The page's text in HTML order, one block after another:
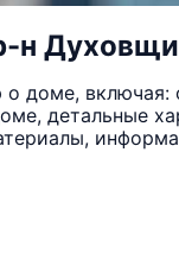
н
доме, включая:
детальные